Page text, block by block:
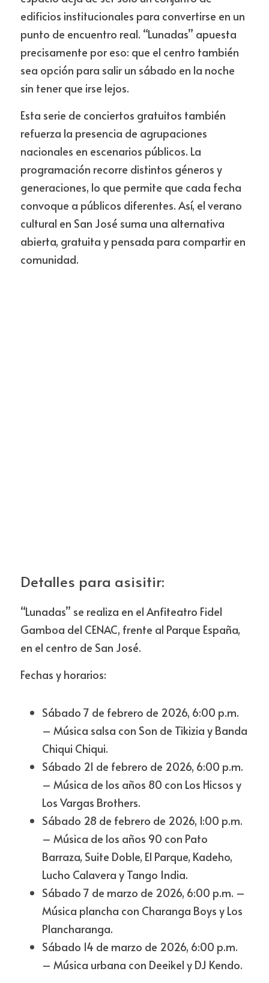
edificios institucionales para convertirse en un
punto de encuentro real. “Lunadas” apuesta
precisamente por eso: que el centro también
sea opción para salir un sábado en la noche
sin tener que irse lejos.
Esta serie de conciertos gratuitos también
refuerza la presencia de agrupaciones
nacionales en escenarios públicos. La
programación recorre distintos géneros y
generaciones, lo que permite que cada fecha
convoque a públicos diferentes. Así, el verano
cultural en San José suma una alternativa
abierta, gratuita y pensada para compartir en
comunidad.
Detalles para asisitir:
“Lunadas” se realiza en el Anfiteatro Fidel
Gamboa del CENAC, frente al Parque España,
en el centro de San José.
Fechas y horarios:
Sábado 7 de febrero de 2026, 6:00 p.m.
– Música salsa con Son de Tikizia y Banda
Chiqui Chiqui.
Sábado 21 de febrero de 2026, 6:00 p.m.
– Música de los años 80 con Los Hicsos y
Los Vargas Brothers.
Sábado 28 de febrero de 2026, 1:00 p.m.
– Música de los años 90 con Pato
Barraza, Suite Doble, El Parque, Kadeho,
Lucho Calavera y Tango India.
Sábado 7 de marzo de 2026, 6:00 p.m. –
Música plancha con Charanga Boys y Los
Plancharanga.
Sábado 14 de marzo de 2026, 6:00 p.m.
– Música urbana con Deeikel y DJ Kendo.